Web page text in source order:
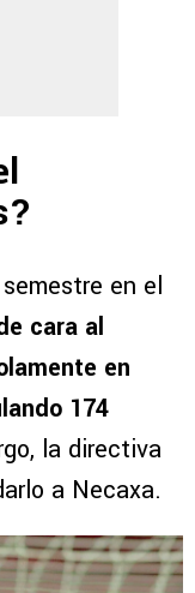
en el
cara al
en
174
la directiva
a Necaxa.